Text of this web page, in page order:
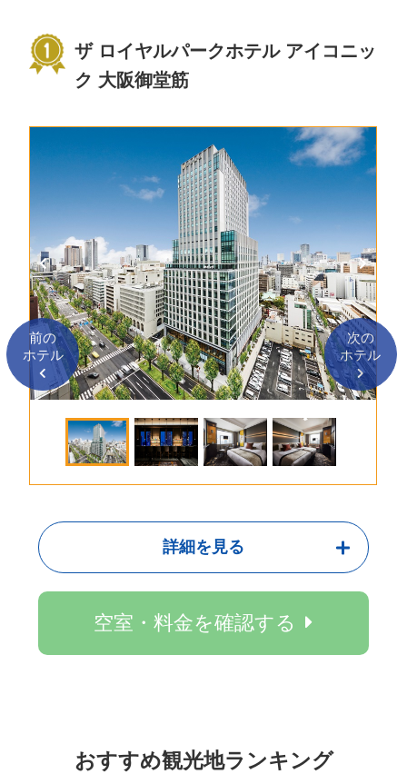
前の
ホテル
ザ ロイヤルパークホテル アイコニッ
ク 大阪御堂筋
詳細を見る
空室・料金を確認する
次の
ホテル
おすすめ観光地ランキング